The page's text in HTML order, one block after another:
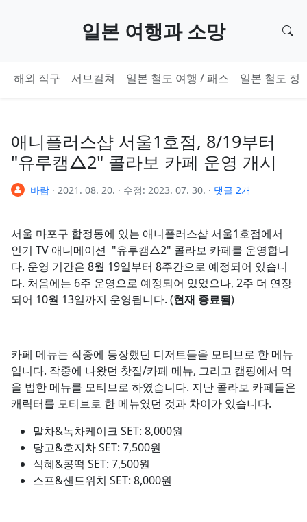
일본 여행과 소망
해외 직구 서브컬쳐 일본 철도 여행 / 패스 일본 철도 정
애니플러스샵 서울1호점, 8/19부터
"유루캠△2" 콜라보 카페 운영 개시
바람 · 2021. 08. 20. · 수정: 2023. 07. 30. · 댓글 2개
서울 마포구 합정동에 있는 애니플러스샵 서울1호점에서
인기 TV 애니메이션 "유루캠△2" 콜라보 카페를 운영합니
다. 운영 기간은 8월 19일부터 8주간으로 예정되어 있습니
다. 처음에는 6주 운영으로 예정되어 있었으나, 2주 더 연장
되어 10월 13일까지 운영됩니다. (현재 종료됨)
카페 메뉴는 작중에 등장했던 디저트들을 모티브로 한 메뉴
입니다. 작중에 나왔던 찻집/카페 메뉴, 그리고 캠핑에서 먹
을 법한 메뉴를 모티브로 하였습니다. 지난 콜라보 카페들은
캐릭터를 모티브로 한 메뉴였던 것과 차이가 있습니다.
말차&녹차케이크 SET: 8,000원
당고&호지차 SET: 7,500원
식혜&콩떡 SET: 7,500원
스프&샌드위치 SET: 8,000원